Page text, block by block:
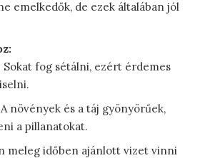
emelkedők, de ezek általában jól
Sokat fog sétálni, ezért érdemes
A növények és a táj gyönyörűek,
a pillanatokat.
meleg időben ajánlott vizet vinni